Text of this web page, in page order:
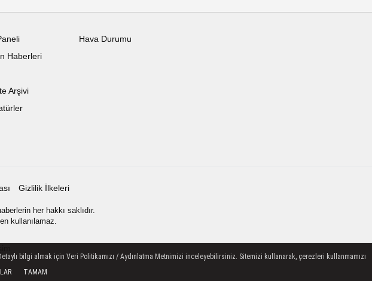
Haberleri
Arşivi
Hava Durumu
Gizlilik İlkeleri
her hakkı saklıdır.
kullanılamaz.
bilgi almak için Veri Politikamızı / Aydınlatma Metnimizi inceleyebilirsiniz. Sitemizi kullanarak, çerezleri kullanmamızı
TAMAM